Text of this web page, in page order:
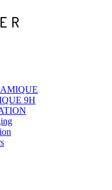
9H